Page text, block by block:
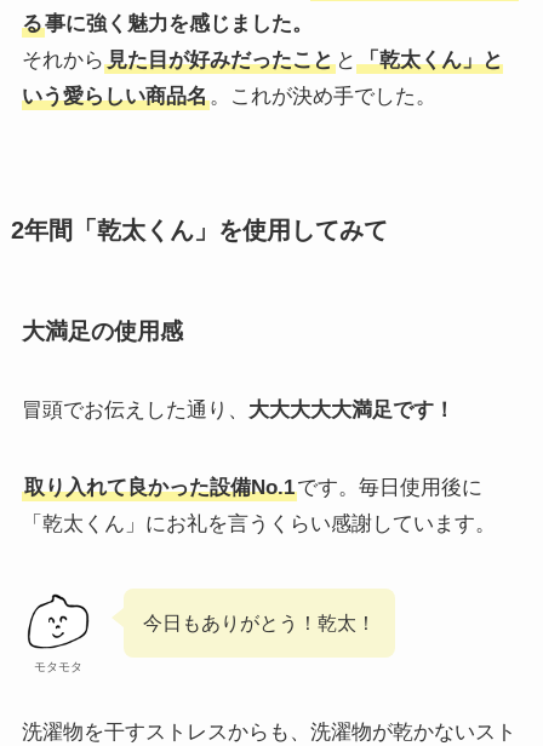
る事に強く魅力を感じました。
それから 見た目が好みだったことと 「乾太くん」と
いう愛らしい商品名。これが決め手でした。
2年間「乾太くん」を使用してみて
大満足の使用感
冒頭でお伝えした通り、 大大大大大満足です！
取り入れて良かった設備No.1です。毎日使用後に
「乾太くん」にお礼を言うくらい感謝しています。
モタモタ
今日もありがとう！乾太！
洗濯物を干すストレスからも、洗濯物が乾かないスト